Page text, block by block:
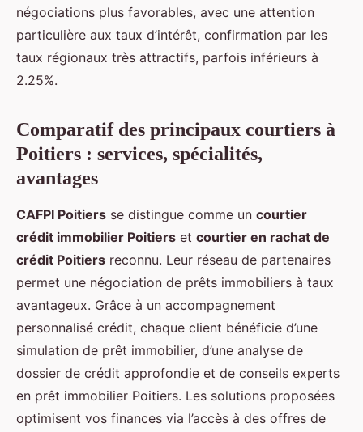
négociations plus favorables, avec une attention
particulière aux taux d’intérêt, confirmation par les
taux régionaux très attractifs, parfois inférieurs à
2.25%.
Comparatif des principaux courtiers à
Poitiers : services, spécialités,
avantages
CAFPI Poitiers se distingue comme un courtier
crédit immobilier Poitiers et courtier en rachat de
crédit Poitiers reconnu. Leur réseau de partenaires
permet une négociation de prêts immobiliers à taux
avantageux. Grâce à un accompagnement
personnalisé crédit, chaque client bénéficie d’une
simulation de prêt immobilier, d’une analyse de
dossier de crédit approfondie et de conseils experts
en prêt immobilier Poitiers. Les solutions proposées
optimisent vos finances via l’accès à des offres de